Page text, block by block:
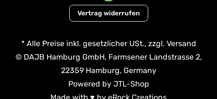
Vertrag widerrufen
*Alle Preise inkl. gesetzlicher USt., zzgl. Versand
© DAJB Hamburg GmbH, Farmsener Landstrasse 2,
22359 Hamburg, Germany
Powered by JTL-Shop